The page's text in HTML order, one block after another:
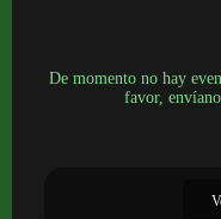
De momento no hay
favor,